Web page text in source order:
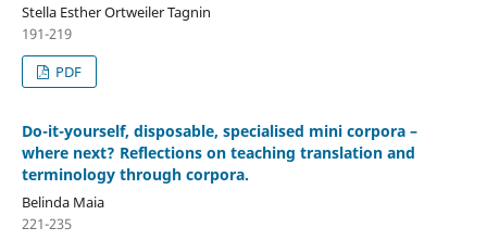
Stella Esther Ortweiler Tagnin
191-219
PDF
Do-it-yourself, disposable, specialised mini corpora –
where next? Reflections on teaching translation and
terminology through corpora.
Belinda Maia
221-235